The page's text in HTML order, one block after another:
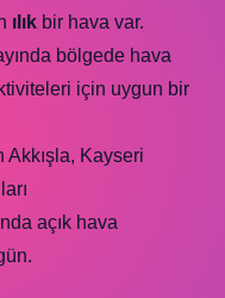
ılık bir hava var.
bölgede hava
için uygun bir
Akkışla, Kayseri
açık hava